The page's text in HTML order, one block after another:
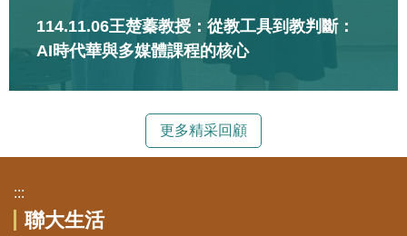
114.11.06王楚蓁教授：從教工具到教判斷：
AI時代華與多媒體課程的核心
更多精采回顧
:::
聯大生活